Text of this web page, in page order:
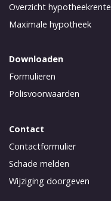
Overzicht hypotheekrente
Maximale hypotheek
Downloaden
Formulieren
Polisvoorwaarden
Contact
Contactformulier
Schade melden
Wijziging doorgeven